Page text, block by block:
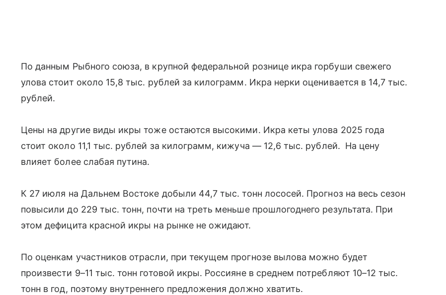
По данным Рыбного союза, в крупной федеральной рознице икра горбуши свежего
улова стоит около 15,8 тыс. рублей за килограмм. Икра нерки оценивается в 14,7 тыс.
рублей.
Цены на другие виды икры тоже остаются высокими. Икра кеты улова 2025 года
стоит около 11,1 тыс. рублей за килограмм, кижуча — 12,6 тыс. рублей. На цену
влияет более слабая путина.
К 27 июля на Дальнем Востоке добыли 44,7 тыс. тонн лососей. Прогноз на весь сезон
повысили до 229 тыс. тонн, почти на треть меньше прошлогоднего результата. При
этом дефицита красной икры на рынке не ожидают.
По оценкам участников отрасли, при текущем прогнозе вылова можно будет
произвести 9–11 тыс. тонн готовой икры. Россияне в среднем потребляют 10–12 тыс.
тонн в год, поэтому внутреннего предложения должно хватить.